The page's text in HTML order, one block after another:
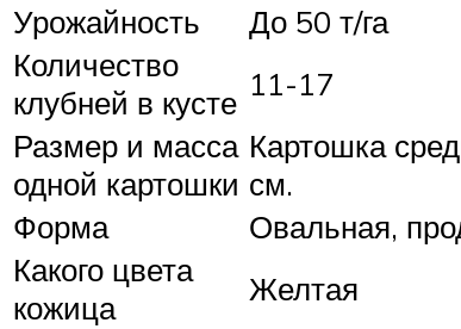
Урожайность
До 50 т/га
Количество
клубней в кусте 11-17
Размер и масса
одной картошки
Картошка
см.
Форма
Овальная,
Какого цвета
кожица
Желтая